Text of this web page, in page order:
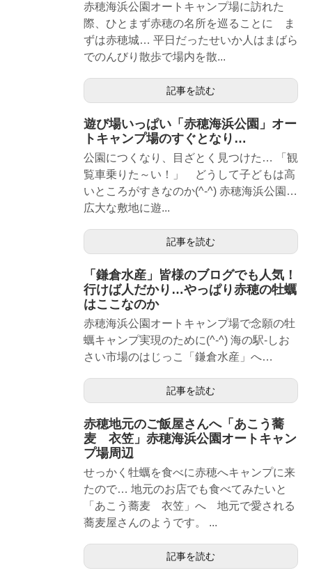
赤穂海浜公園オートキャンプ場に訪れた
際、ひとまず赤穂の名所を巡ることに ま
ずは赤穂城… 平日だったせいか人はまばら
でのんびり散歩で場内を散...
記事を読む
遊び場いっぱい「赤穂海浜公園」オー
トキャンプ場のすぐとなり…
公園につくなり、目ざとく見つけた… 「観
覧車乗りた～い！」 どうして子どもは高
いところがすきなのか(^-^) 赤穂海浜公園…
広大な敷地に遊...
記事を読む
「鎌倉水産」皆様のブログでも人気！
行けば人だかり…やっぱり赤穂の牡蠣
はここなのか
赤穂海浜公園オートキャンプ場で念願の牡
蠣キャンプ実現のために(^-^) 海の駅-しお
さい市場のはじっこ「鎌倉水産」へ…
記事を読む
赤穂地元のご飯屋さんへ「あこう蕎
麦 衣笠」赤穂海浜公園オートキャン
プ場周辺
せっかく牡蠣を食べに赤穂へキャンプに来
たので… 地元のお店でも食べてみたいと
「あこう蕎麦 衣笠」へ 地元で愛される
蕎麦屋さんのようです。 ...
記事を読む